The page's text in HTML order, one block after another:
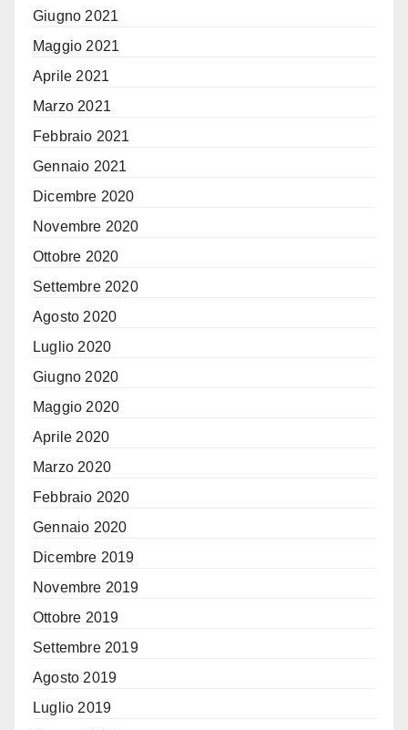
Giugno 2021
Maggio 2021
Aprile 2021
Marzo 2021
Febbraio 2021
Gennaio 2021
Dicembre 2020
Novembre 2020
Ottobre 2020
Settembre 2020
Agosto 2020
Luglio 2020
Giugno 2020
Maggio 2020
Aprile 2020
Marzo 2020
Febbraio 2020
Gennaio 2020
Dicembre 2019
Novembre 2019
Ottobre 2019
Settembre 2019
Agosto 2019
Luglio 2019